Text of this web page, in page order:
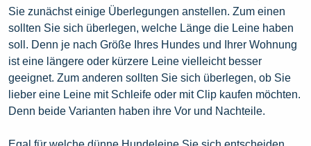
Sie zunächst einige Überlegungen anstellen. Zum einen
sollten Sie sich überlegen, welche Länge die Leine haben
soll. Denn je nach Größe Ihres Hundes und Ihrer Wohnung
ist eine längere oder kürzere Leine vielleicht besser
geeignet. Zum anderen sollten Sie sich überlegen, ob Sie
lieber eine Leine mit Schleife oder mit Clip kaufen möchten.
Denn beide Varianten haben ihre Vor und Nachteile.